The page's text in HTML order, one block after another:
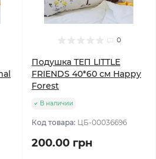
0
Подушка ТЕП LITTLE
FRIENDS 40*60 см Happy
Forest
В наличии
Код товара: ЦБ-00036696
200.00 грн